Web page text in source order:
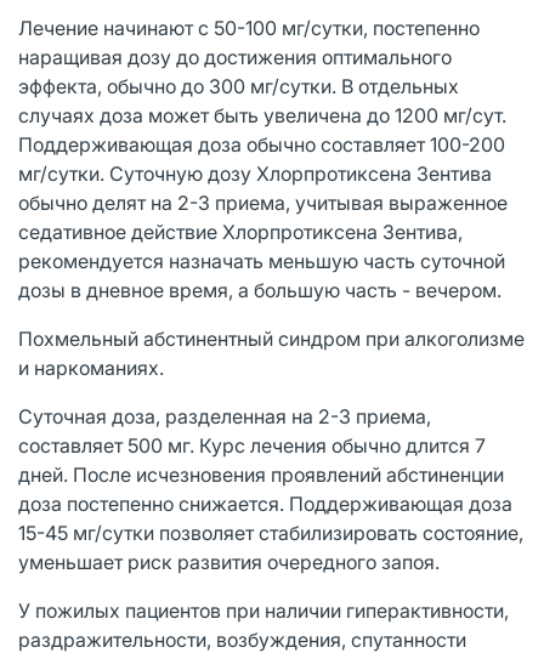
Лечение начинают с 50-100 мг/сутки, постепенно
наращивая дозу до достижения оптимального
эффекта, обычно до 300 мг/сутки. В отдельных
случаях доза может быть увеличена до 1200 мг/сут.
Поддерживающая доза обычно составляет 100-200
мг/сутки. Суточную дозу Хлорпротиксена Зентива
обычно делят на 2-3 приема, учитывая выраженное
седативное действие Хлорпротиксена Зентива,
рекомендуется назначать меньшую часть суточной
дозы в дневное время, а большую часть - вечером.
Похмельный абстинентный синдром при алкоголизме
и наркоманиях.
Суточная доза, разделенная на 2-3 приема,
составляет 500 мг. Курс лечения обычно длится 7
дней. После исчезновения проявлений абстиненции
доза постепенно снижается. Поддерживающая доза
15-45 мг/сутки позволяет стабилизировать состояние,
уменьшает риск развития очередного запоя.
У пожилых пациентов при наличии гиперактивности,
раздражительности, возбуждения, спутанности